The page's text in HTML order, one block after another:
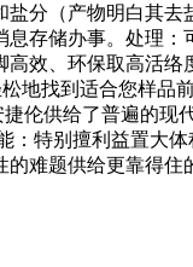
（产物明白其去
存储办事。处理
效、环保取高活
地找到适合您样
伦供给了普遍的
：特别擅利益置大
难题供给更靠得